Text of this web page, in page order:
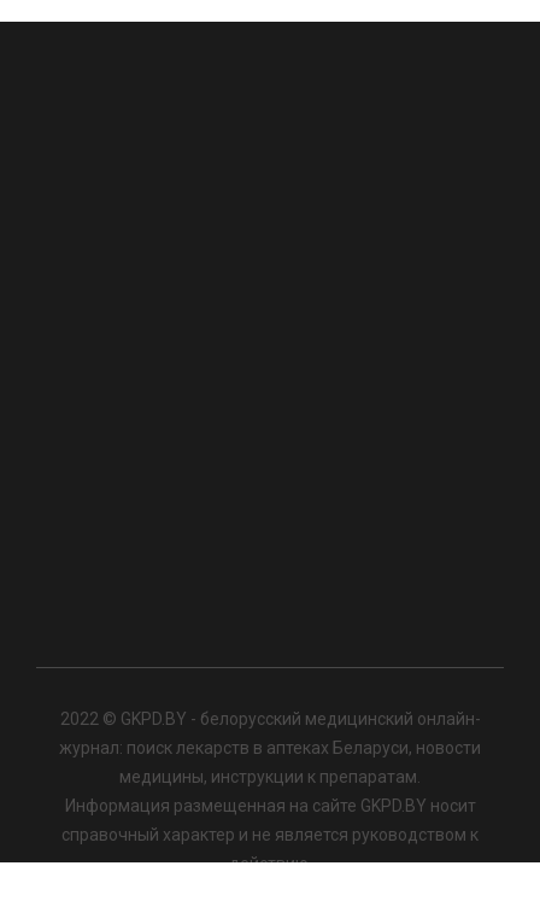
2022 © GKPD.BY - белорусский медицинский онлайн-
журнал: поиск лекарств в аптеках Беларуси, новости
медицины, инструкции к препаратам.
Информация размещенная на сайте GKPD.BY носит
справочный характер и не является руководством к
действию.